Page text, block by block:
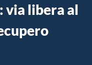
via libera al